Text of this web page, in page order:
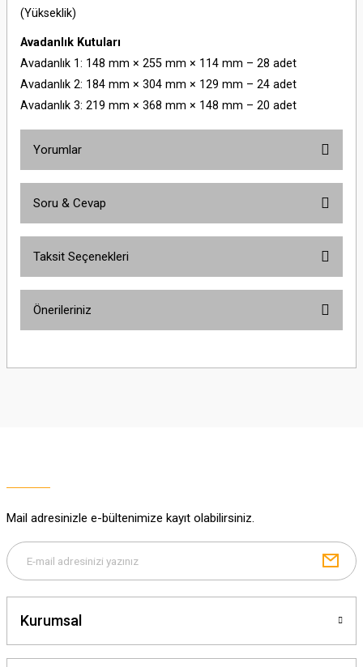
(Yükseklik)
Avadanlık Kutuları
Avadanlık 1: 148 mm × 255 mm × 114 mm – 28 adet
Avadanlık 2: 184 mm × 304 mm × 129 mm – 24 adet
Avadanlık 3: 219 mm × 368 mm × 148 mm – 20 adet
Yorumlar
Soru & Cevap
Taksit Seçenekleri
Önerileriniz
yetersiz gördüğünüz noktaları öneri formunu kullanarak tarafımıza
Bu ürüne benzer farklı alternatifler olmalı.
Mail adresinizle e-bültenimize kayıt olabilirsiniz.
Kurumsal